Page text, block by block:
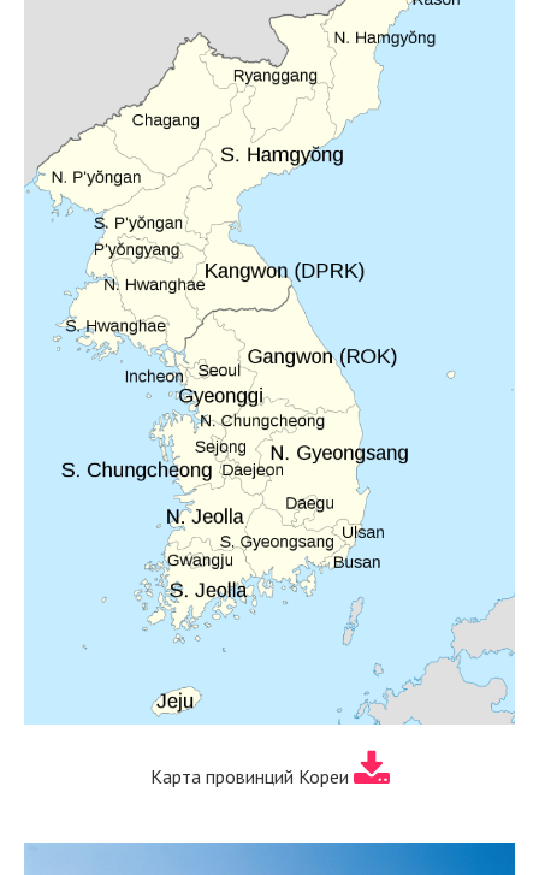
Карта провинций Кореи